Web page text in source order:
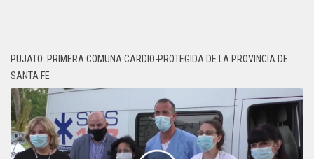
PUJATO: PRIMERA COMUNA CARDIO-PROTEGIDA DE LA PROVINCIA DE
SANTA FE